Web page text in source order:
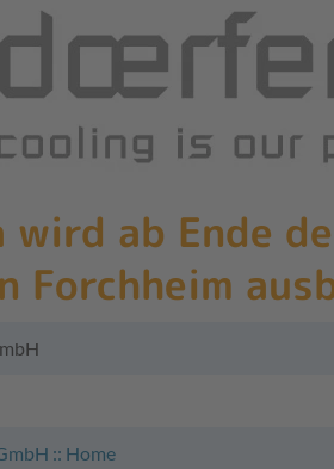
wird ab Ende
Forchheim
:: Home